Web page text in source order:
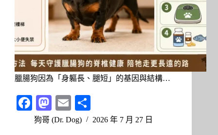
臘腸狗因為「身軀長、腿短」的基因與結構…
Fa
ce
M
as
E
m
享
狗哥 (Dr. Dog) 2026 年 7 月 27 日